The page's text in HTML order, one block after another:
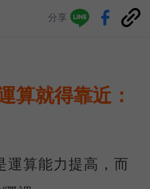
分享
算就得靠近：
運算能力提高，而